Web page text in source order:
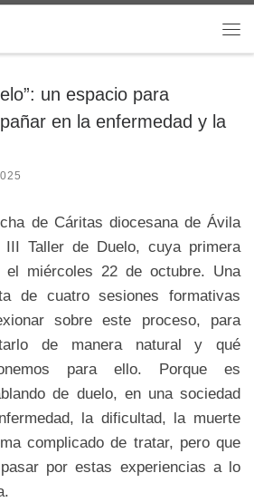
un espacio para
en la enfermedad y la
de Cáritas diocesana de Ávila
Taller de Duelo, cuya primera
el miércoles 22 de octubre. Una
de cuatro sesiones formativas
sobre este proceso, para
de manera natural y qué
para ello. Porque es
de duelo, en una sociedad
la dificultad, la muerte
complicado de tratar, pero que
por estas experiencias a lo